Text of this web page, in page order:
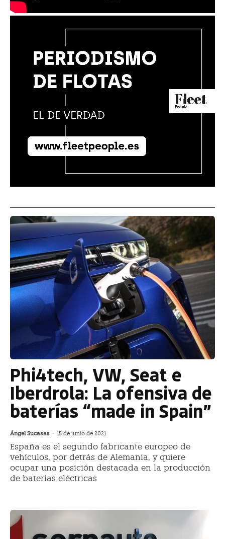
Phi4tech, VW, Seat e
Iberdrola: La ofensiva de
baterías “made in Spain”
Ángel Sucasas - 15 de junio de 2021
España es el segundo fabricante europeo de
vehículos, por detrás de Alemania, y quiere
ocupar una posición destacada en la producción
de baterías eléctricas